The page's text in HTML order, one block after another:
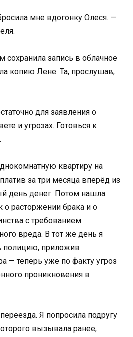
мне вдогонку Олеся. —
запись в облачное
копию Лене. Та, прослушав,
для заявления о
и угрозах. Готовься к
квартиру на
за три месяца вперёд из
день денег. Потом нашла
о расторжении брака и о
с требованием
вреда. В тот же день я
полицию, приложив
— теперь уже по факту угроз
проникновения в
Я попросила подругу
вызывала ранее,